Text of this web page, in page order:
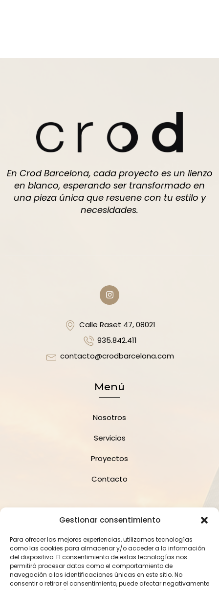
Gestionar consentimiento
Para ofrecer las mejores experiencias, utilizamos tecnologías
como las cookies para almacenar y/o acceder a la información
del dispositivo. El consentimiento de estas tecnologías nos
permitirá procesar datos como el comportamiento de
navegación o las identificaciones únicas en este sitio. No
consentir o retirar el consentimiento, puede afectar negativamente
En Crod Barcelona, cada proyecto es un lienzo
en blanco, esperando ser transformado en
una pieza única que resuene con tu estilo y
necesidades.
Calle Raset 47, 08021
935.842.411
contacto@crodbarcelona.com
Menú
Nosotros
Servicios
Proyectos
Contacto
Suscríbete a la Newsletter
Suscríbete